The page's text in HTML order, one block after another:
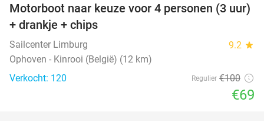
31%
Motorboot naar keuze voor 4 personen (3 uur)
+ drankje + chips
Sailcenter Limburg 9.2 star
Ophoven - Kinrooi (België) (12 km)
Verkocht: 120
Regulier €100
€69